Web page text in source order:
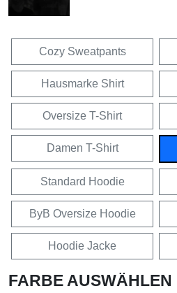
Cozy Sweatpants
Hausmarke Shirt
Oversize T-Shirt
Damen T-Shirt
Standard Hoodie
ByB Oversize Hoodie
Hoodie Jacke
FARBE AUSWÄHLEN